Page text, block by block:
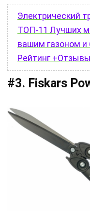
Электрический
ТОП-11 Лучших
вашим газоном и
Рейтинг +Отзывы
#3. Fiskars